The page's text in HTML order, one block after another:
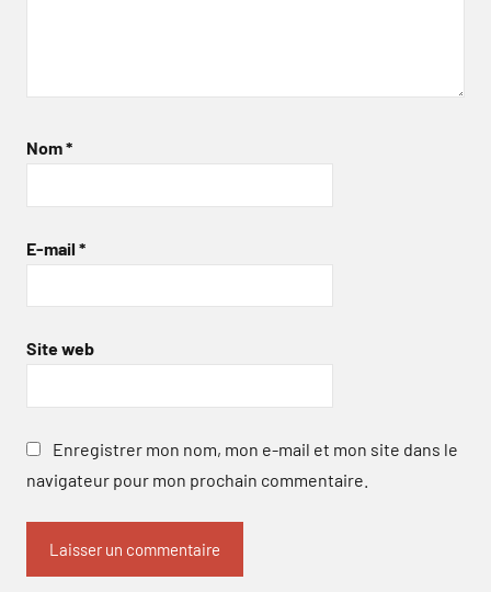
Nom*
E-mail *
Site web
Enregistrer mon nom, mon e-mail et mon site dans le
navigateur pour mon prochain commentaire.